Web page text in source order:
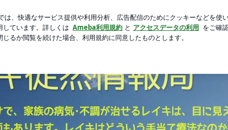
進化していく
た280円のプリン